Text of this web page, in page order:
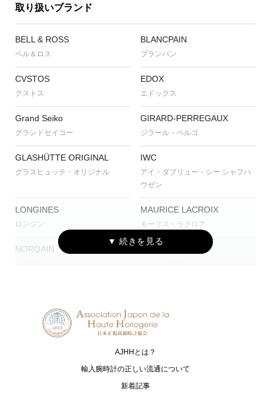
取り扱いブランド
BELL & ROSS
ベル＆ロス
BLANCPAIN
ブランパン
CVSTOS
クストス
EDOX
エドックス
Grand Seiko
グランドセイコー
GIRARD-PERREGAUX
ジラール・ペルゴ
GLASHÜTTE ORIGINAL
グラスヒュッテ・オリジナル
IWC
アイ・ダブリュー・シー シャフハ
ウゼン
LONGINES
ロンジン
MAURICE LACROIX
モーリス・ラクロア
NORQAIN OSSO ITALY
TUDOR TISSOT
AJHHとは？
輸入腕時計の正しい流通について
新着記事